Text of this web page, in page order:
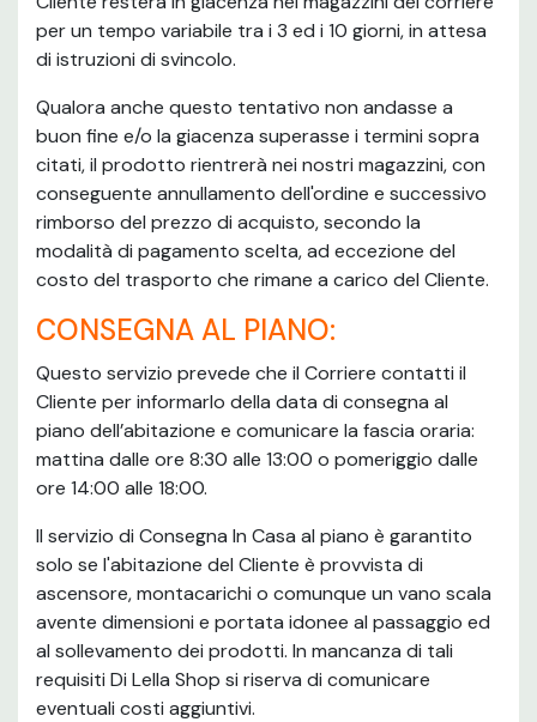
per un tempo variabile tra i 3 ed i 10 giorni, in attesa
di istruzioni di svincolo.
Qualora anche questo tentativo non andasse a
buon fine e/o la giacenza superasse i termini sopra
citati, il prodotto rientrerà nei nostri magazzini, con
conseguente annullamento dell'ordine e successivo
rimborso del prezzo di acquisto, secondo la
modalità di pagamento scelta, ad eccezione del
costo del trasporto che rimane a carico del Cliente.
CONSEGNA AL PIANO:
Questo servizio prevede che il Corriere contatti il
Cliente per informarlo della data di consegna al
piano dell’abitazione e comunicare la fascia oraria:
mattina dalle ore 8:30 alle 13:00 o pomeriggio dalle
ore 14:00 alle 18:00.
Il servizio di Consegna In Casa al piano è garantito
solo se l'abitazione del Cliente è provvista di
ascensore, montacarichi o comunque un vano scala
avente dimensioni e portata idonee al passaggio ed
al sollevamento dei prodotti. In mancanza di tali
requisiti Di Lella Shop si riserva di comunicare
eventuali costi aggiuntivi.